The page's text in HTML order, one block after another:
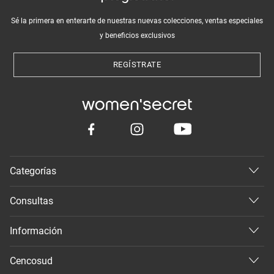
Sé la primera en enterarte de nuestras nuevas colecciones, ventas especiales
y beneficios exclusivos
REGÍSTRATE
Categorías
Consultas
Información
Cencosud